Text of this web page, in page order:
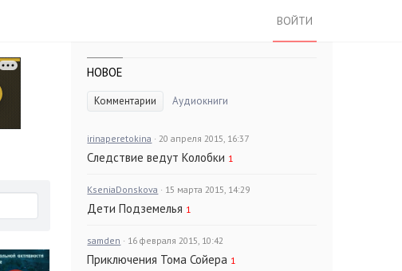
ВОЙТИ
НОВОЕ
Комментарии Аудиокниги
irinaperetokina · 20 апреля 2015, 16:37
Следствие ведут Колобки 1
KseniaDonskova · 15 марта 2015, 14:29
Дети Подземелья 1
samden · 16 февраля 2015, 10:42
Приключения Тома Сойера 1